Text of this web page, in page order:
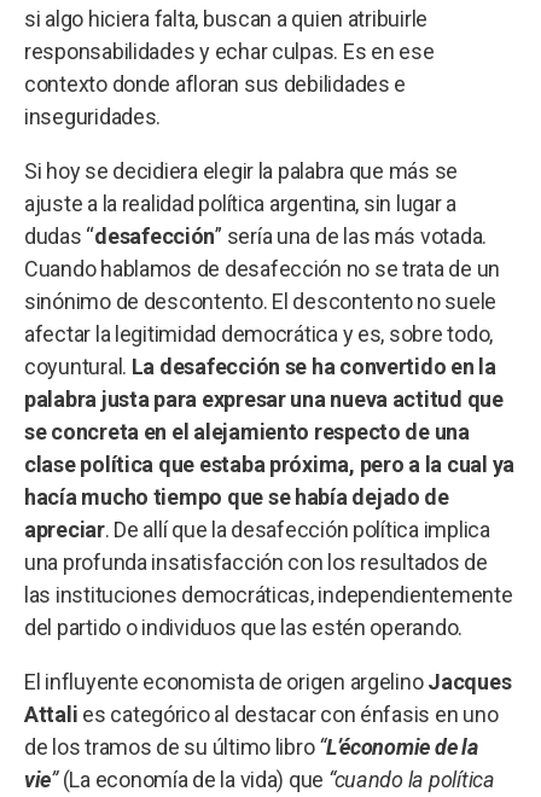
si algo hiciera falta, buscan a quien atribuirle
responsabilidades y echar culpas. Es en ese
contexto donde afloran sus debilidades e
inseguridades.
Si hoy se decidiera elegir la palabra que más se
ajuste a la realidad política argentina, sin lugar a
dudas “desafección” sería una de las más votada.
Cuando hablamos de desafección no se trata de un
sinónimo de descontento. El descontento no suele
afectar la legitimidad democrática y es, sobre todo,
coyuntural. La desafección se ha convertido en la
palabra justa para expresaruna nueva actitud que
se concreta en el alejamiento respecto de una
clase política que estaba próxima, pero a la cual ya
hacía mucho tiempo que se había dejado de
apreciar. De allí que la desafección política implica
una profunda insatisfacción con los resultados de
las instituciones democráticas, independientemente
del partido o individuos que las estén operando.
El influyente economista de origen argelinoJacques
Attali es categórico al destacar con énfasis en uno
de los tramos de su último libro“L’économie de la
vie”(La economía de la vida) que “cuando la política